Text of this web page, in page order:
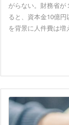
がらない。 財務省が
ると、資本金10億円
を背景に人件費は増